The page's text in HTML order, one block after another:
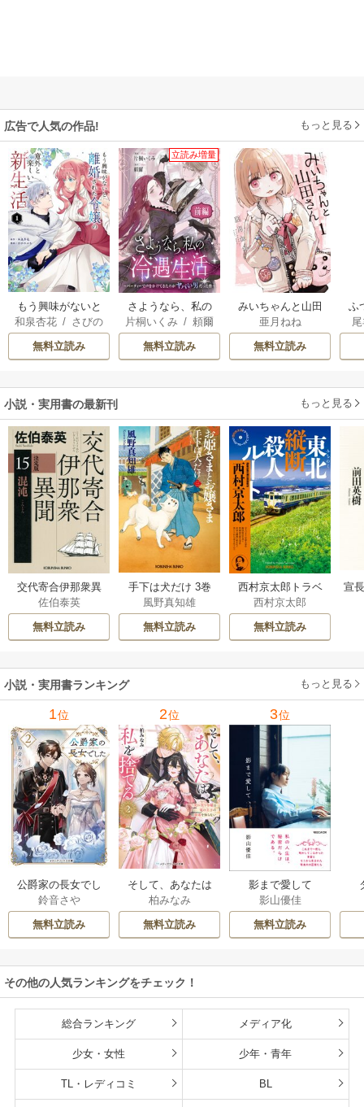
広告で人気の作品! もっと見る
もう興味がないと
離婚された令嬢の
意外と楽しい新生
活
和泉杏花 / さびの
ぶち
無料立読み
立読み増量
さようなら、私の
冷遇生活 ～パーテ
ィーで声をかけて
きたのがヤバい男
片桐いくみ / 頼爾
無料立読み
みいちゃんと山田
さん
亜月ねね
無料立読み
ふ
小説・実用書の最新刊 もっと見る
交代寄合伊那衆異
聞 15巻
佐伯泰英
無料立読み
手下は犬だけ 3巻
風野真知雄
無料立読み
西村京太郎トラベ
ルミステリー・セ
レクション 2巻
西村京太郎
無料立読み
宣
小説・実用書ランキング もっと見る
1位
公爵家の長女でし
た
鈴音さや
無料立読み
2位
そして、あなたは
私を捨てる
柏みなみ
無料立読み
3位
影まで愛して
影山優佳
無料立読み
その他の人気ランキングをチェック！
総合ランキング メディア化
少女・女性 少年・青年
TL・レディコミ BL